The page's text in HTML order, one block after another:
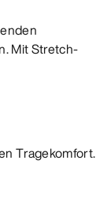
Mit Stretch-
Tragekomfort.